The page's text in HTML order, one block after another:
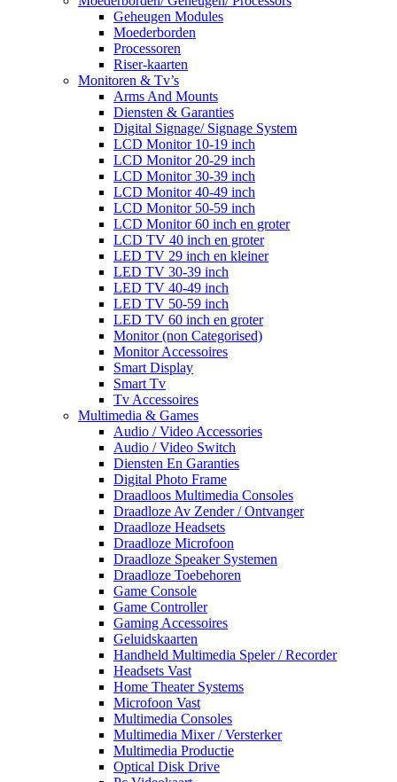
Geheugen Modules
Moederborden
Processoren
Riser-kaarten
Monitoren & Tv’s
Arms And Mounts
Diensten & Garanties
Digital Signage/ Signage System
LCD Monitor 10-19 inch
LCD Monitor 20-29 inch
LCD Monitor 30-39 inch
LCD Monitor 40-49 inch
LCD Monitor 50-59 inch
LCD Monitor 60 inch en groter
LCD TV 40 inch en groter
LED TV 29 inch en kleiner
LED TV 30-39 inch
LED TV 40-49 inch
LED TV 50-59 inch
LED TV 60 inch en groter
Monitor (non Categorised)
Monitor Accessoires
Smart Display
Smart Tv
Tv Accessoires
Multimedia & Games
Audio / Video Accessories
Audio / Video Switch
Diensten En Garanties
Digital Photo Frame
Draadloos Multimedia Consoles
Draadloze Av Zender / Ontvanger
Draadloze Headsets
Draadloze Microfoon
Draadloze Speaker Systemen
Draadloze Toebehoren
Game Console
Game Controller
Gaming Accessoires
Geluidskaarten
Handheld Multimedia Speler / Recorder
Headsets Vast
Home Theater Systems
Microfoon Vast
Multimedia Consoles
Multimedia Mixer / Versterker
Multimedia Productie
Optical Disk Drive